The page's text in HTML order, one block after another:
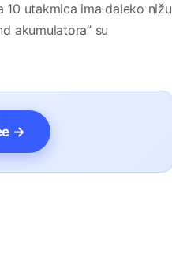
10 utakmica ima daleko nižu
akumulatora” su
→